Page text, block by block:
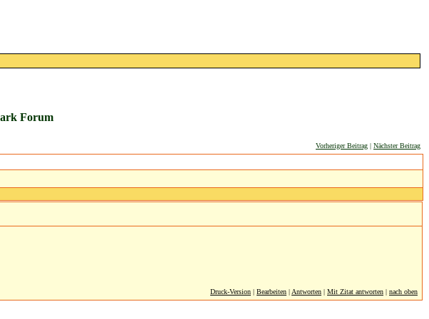
Forum
Vorheriger Beitrag | Nächster Beitrag
Druck-Version | Bearbeiten | Antworten | Mit Zitat antworten | nach oben